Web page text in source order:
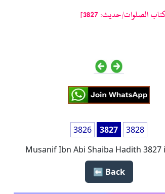
الصلوات/حدیث: 3827]
3826 3827
3828
Musanif Ibn Abi Shaiba Hadith 3827
Back ⬅️